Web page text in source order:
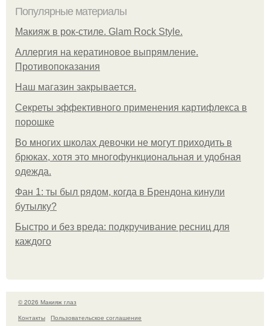
Популярные материалы
Макияж в рок-стиле. Glam Rock Style.
Аллергия на кератиновое выпрямление.
Противопоказания
Нaш магaзин зaкрывaeтся.
Секреты эффективного применения картифлекса в
порошке
Во многих школах девочки не могут приходить в
брюках, хотя это многофункциональная и удобная
одежда.
Фан 1: ты был рядом, когда в Брендона кинули
бутылку?
Быстро и без вреда: подкручивание ресниц для
каждого
© 2026 Макияж глаз
Контакты
Пользовательское соглашение